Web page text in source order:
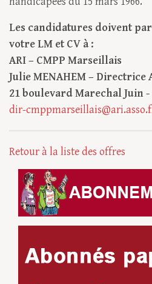
Les candidatures doivent
votre LM et CV à :
ARI – CMPP Marseillais
Julie MENAHEM –
21 boulevard Marechal Juin
dir-
Retour à la liste des offres